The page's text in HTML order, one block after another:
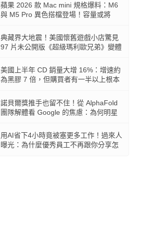
蘋果 2026 款 Mac mini 規格爆料：M6
與 M5 Pro 異色搭檔登場！容量或將
典藏界大地震！美國懷舊遊戲小店驚見
97 片未公開版《超級瑪利歐兄弟》變體
美國上半年 CD 銷量大增 16%：增速約
為黑膠 7 倍，但購買者有一半以上根本
諾貝爾獎推手也留不住！從 AlphaFold
團隊解體看 Google 的焦慮：為何明星
用AI省下4小時竟被塞更多工作！過來人
曝光：為什麼優秀員工不再跟你分享怎